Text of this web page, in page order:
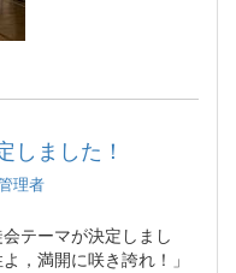
しました！
理者
テーマが決定しまし
，満開に咲き誇れ！」